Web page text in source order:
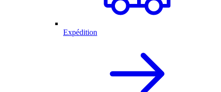
Expédition